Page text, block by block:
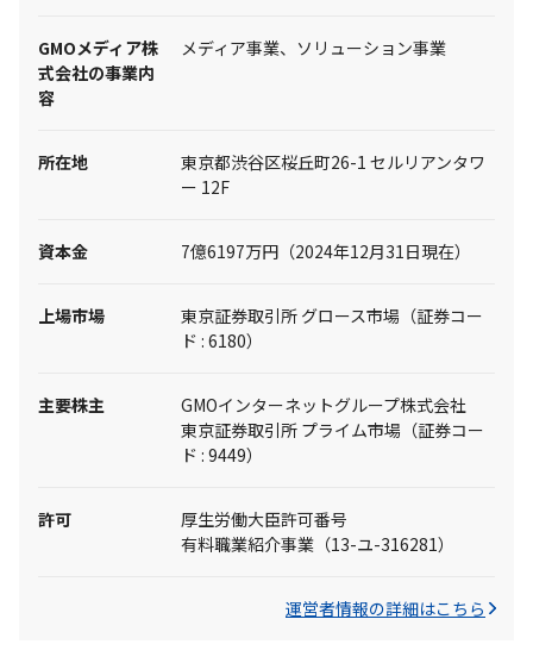
GMOメディア株
式会社の事業内
容
メディア事業、ソリューション事業
所在地
東京都渋谷区桜丘町26-1 セルリアンタワ
ー 12F
資本金 7億6197万円（2024年12月31日現在）
上場市場
東京証券取引所 グロース市場（証券コー
ド : 6180）
主要株主
GMOインターネットグループ株式会社
東京証券取引所 プライム市場（証券コー
ド : 9449）
許可
厚生労働大臣許可番号
有料職業紹介事業（13-ユ-316281）
運営者情報の詳細はこちら